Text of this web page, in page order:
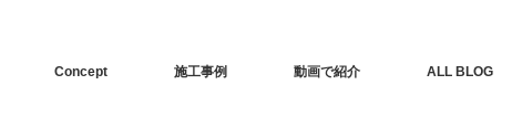
Concept 施工事例 動画で紹介 ALL BLOG